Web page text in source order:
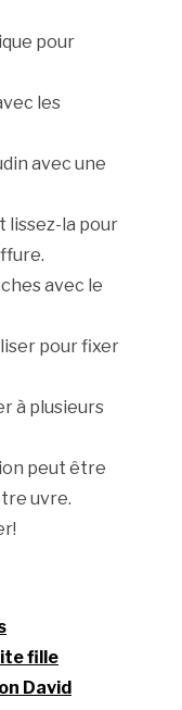
pour
les
avec une
lissez-la pour
avec le
pour fixer
à plusieurs
peut être
uvre.
fille
David